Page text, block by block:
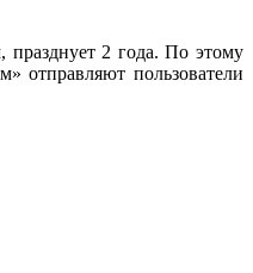
празднует 2 года. По этому
отправляют пользователи